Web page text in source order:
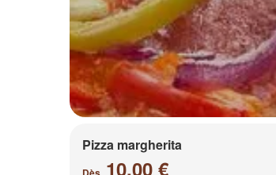
Pizza margherita
10.00 €